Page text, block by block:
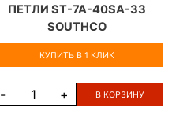
ПЕТЛИ ST-7A-40SA-33
SOUTHCO
КУПИТЬ В 1 КЛИК
- + В КОРЗИНУ